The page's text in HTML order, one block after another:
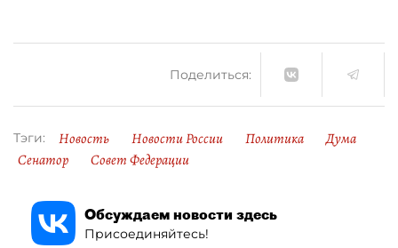
Поделиться:
Тэги: Новость Новости России Политика
Дума
Сенатор
Совет Федерации
Обсуждаем новости здесь
Присоединяйтесь!